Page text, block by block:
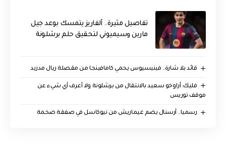
تفاصيل مثيرة.. ألفاريز يتمسك بوعد جيل
مارين وسيميوني لتحقيق حلم برشلونة
قائد بلا شارة.. فينيسيوس يحمي كامافينجا من مقصلة ريال مدريد
فليك: أراوخو سعيد بالانتقال من برشلونة ولا أعرف أي شيء عن
موقف توريس
رسميا.. أرسنال يضم غيماريش من نيوكاسل في صفقة ضخمة